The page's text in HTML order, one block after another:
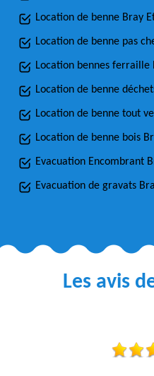
Location de benne Bray
Location de benne pas
Location bennes ferraille
Location de benne
Location de benne tout
Location de benne bois
Evacuation Encombrant
Evacuation de gravats
Les avis